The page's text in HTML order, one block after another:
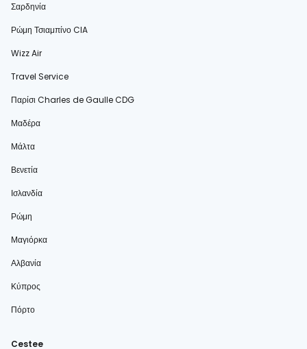
Σαρδηνία
Ρώμη Τσιαμπίνο CIA
Wizz Air
Travel Service
Παρίσι Charles de Gaulle CDG
Μαδέρα
Μάλτα
Βενετία
Ισλανδία
Ρώμη
Μαγιόρκα
Αλβανία
Κύπρος
Πόρτο
Cestee